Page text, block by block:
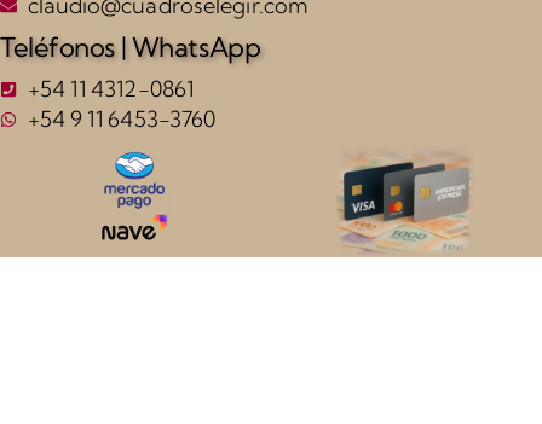
claudio@cuadroselegir.com
Teléfonos | WhatsApp
+54 11 4312-0861
+54 9 11 6453-3760